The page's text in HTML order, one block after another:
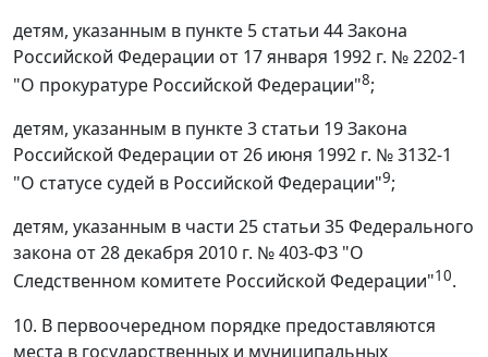
детям, указанным в пункте 5 статьи 44 Закона
Российской Федерации от 17 января 1992 г. № 2202-1
"О прокуратуре Российской Федерации"8;
детям, указанным в пункте 3 статьи 19 Закона
Российской Федерации от 26 июня 1992 г. № 3132-1
"О статусе судей в Российской Федерации"9;
детям, указанным в части 25 статьи 35 Федерального
закона от 28 декабря 2010 г. № 403-ФЗ "О
Следственном комитете Российской Федерации"10.
10. В первоочередном порядке предоставляются
места в государственных и муниципальных